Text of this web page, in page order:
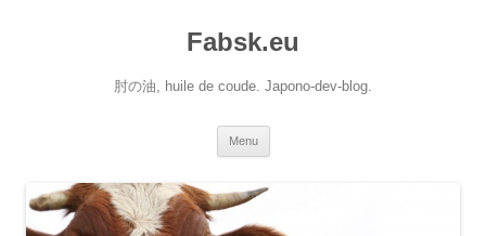
Fabsk.eu
肘の油, huile de coude. Japono-dev-blog.
Menu